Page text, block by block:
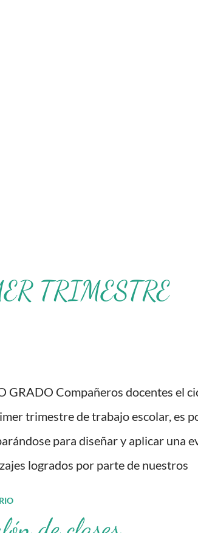
TRIMESTRE
GRADO Compañeros docentes el
trimestre de trabajo escolar, es
para diseñar y aplicar una
logrados por parte de nuestros
cursaron durante este ciclo